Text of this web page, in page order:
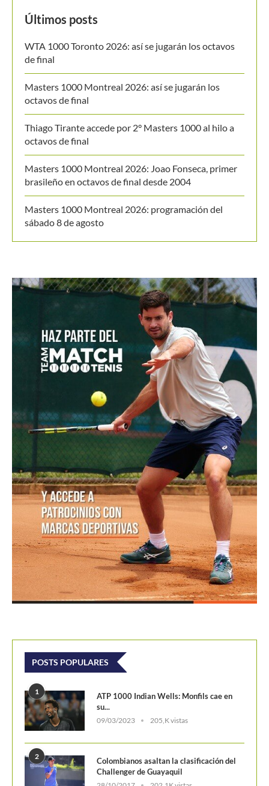
WTA 1000 Toronto 2026: así se jugarán los octavos
de final
Masters 1000 Montreal 2026: así se jugarán los
octavos de final
Thiago Tirante accede por 2° Masters 1000 al hilo a
octavos de final
Masters 1000 Montreal 2026: Joao Fonseca, primer
brasileño en octavos de final desde 2004
Masters 1000 Montreal 2026: programación del
POSTS POPULARES
1
ATP 1000 Indian Wells: Monfils cae en
su...
2
Colombianos asaltan la clasificación del